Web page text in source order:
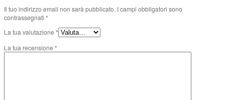
Il tuo indirizzo email non sarà pubblicato. I campi obbligatori sono
contrassegnati *
La tua valutazione *
La tua recensione *